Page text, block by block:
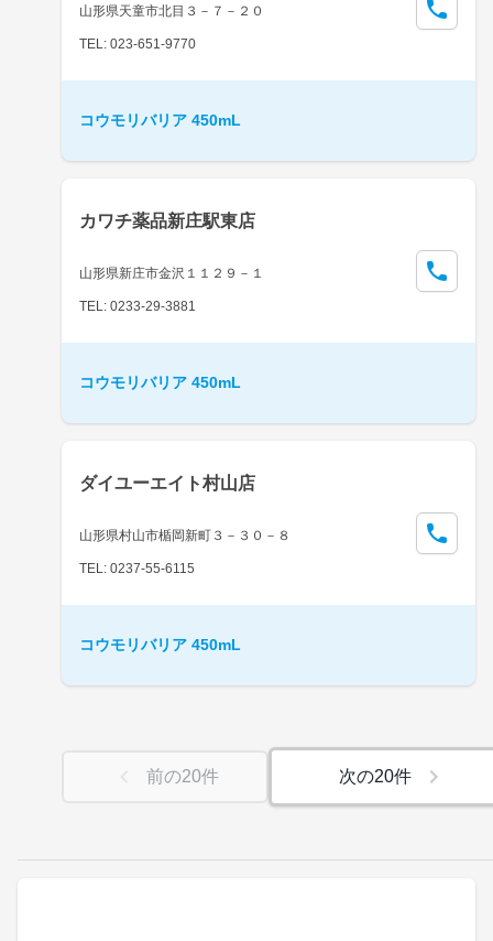
山形県天童市北目３－７－２０
TEL: 023-651-9770
コウモリバリア 450mL
カワチ薬品新庄駅東店
山形県新庄市金沢１１２９－１
TEL: 0233-29-3881
コウモリバリア 450mL
ダイユーエイト村山店
山形県村山市楯岡新町３－３０－８
TEL: 0237-55-6115
コウモリバリア 450mL
前の20件 次の20件